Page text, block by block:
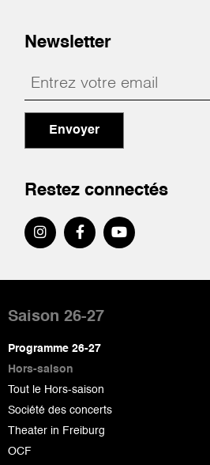
Newsletter
Envoyer
Restez connectés
de
page
Saison 26-27
Programme 26-27
Hors-saison
Tout le Hors-saison
Société des concerts
Theater in Freiburg
OCF